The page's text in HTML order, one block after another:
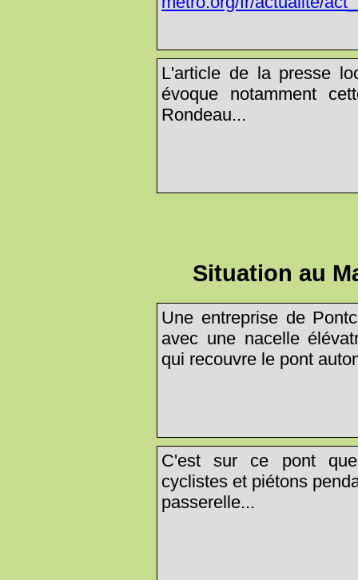
L'article de la presse
évoque notamment
Rondeau...
Situation au
Une entreprise de
avec une nacelle
qui recouvre le pont
C'est sur ce pont
cyclistes et piétons
passerelle...